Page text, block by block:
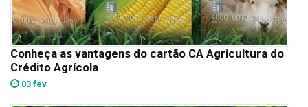
Conheça as vantagens do cartão CA Agricultura do
Crédito Agrícola
03 fev